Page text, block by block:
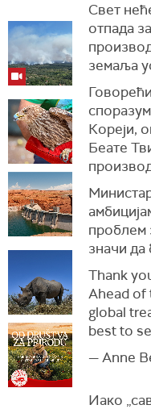
Свет
отпада за
земаља
Кореји,
Беате
амбиција
проблем
значи да
Thank
Ahead of
global
best to
— Anne
Иако